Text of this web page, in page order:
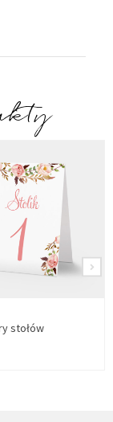
stołów